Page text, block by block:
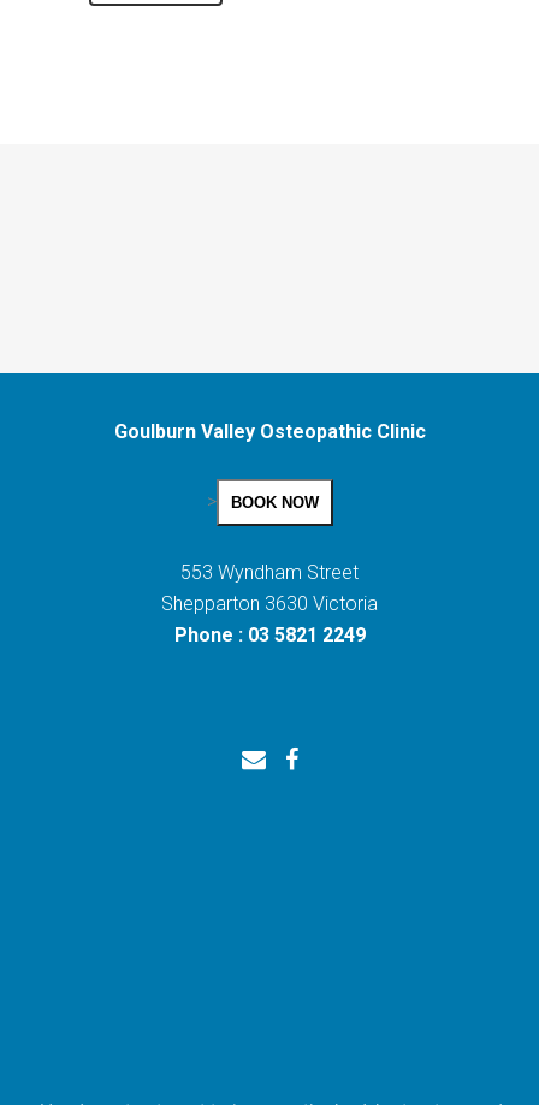
Goulburn Valley Osteopathic Clinic
> BOOK NOW
553 Wyndham Street
Shepparton 3630 Victoria
Phone : 03 5821 2249